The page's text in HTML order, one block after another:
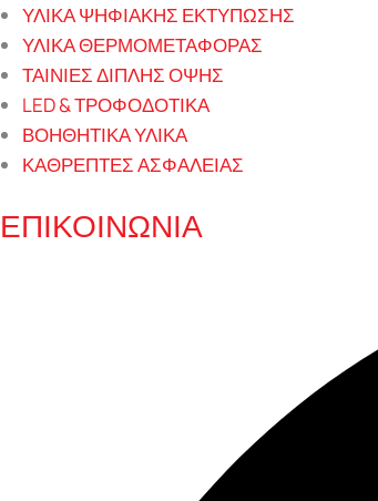
ΥΛΙΚΑ ΨΗΦΙΑΚΗΣ ΕΚΤΥΠΩΣΗΣ
ΥΛΙΚΑ ΘΕΡΜΟΜΕΤΑΦΟΡΑΣ
ΤΑΙΝΙΕΣ ΔΙΠΛΗΣ ΟΨΗΣ
LED & ΤΡΟΦΟΔΟΤΙΚΑ
ΒΟΗΘΗΤΙΚΑ ΥΛΙΚΑ
ΚΑΘΡΕΠΤΕΣ ΑΣΦΑΛΕΙΑΣ
ΕΠΙΚΟΙΝΩΝΙΑ